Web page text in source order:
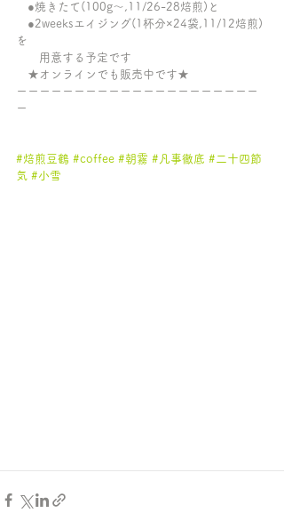
●焼きたて(100g〜,11/26-28焙煎)と
●2weeksエイジング(1杯分×24袋,11/12焙煎)
を
用意する予定です
★オンラインでも販売中です★
ーーーーーーーーーーーーーーーーーーーーー
ー
#焙煎豆鶴 #coffee #朝霧 #凡事徹底 #二十四節
気 #小雪